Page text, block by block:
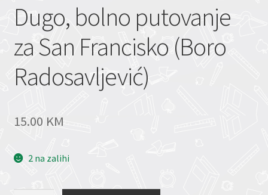
Dugo, bolno putovanje
za San Francisko (Boro
Radosavljević)
15.00 KM
2 na zalihi